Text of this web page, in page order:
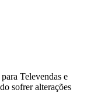
Televendas e
sofrer alterações